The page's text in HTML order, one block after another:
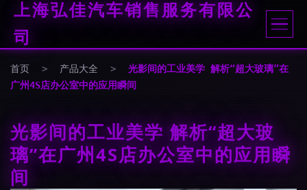
上海弘佳汽车销售服务有限公
司
首页 > 产品大全 >
光影间的工业美学 解析“超大玻璃”在
广州4S店办公室中的应用瞬间
光影间的工业美学 解析“超大玻
璃”在广州4S店办公室中的应用瞬
间